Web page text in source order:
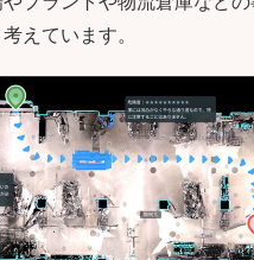
えています。